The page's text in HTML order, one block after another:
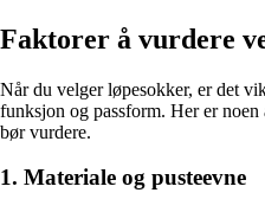
Faktorer å vurdere
Når du velger løpesokker, er det
funksjon og passform. Her er noen
bør vurdere.
1. Materiale og pusteevne